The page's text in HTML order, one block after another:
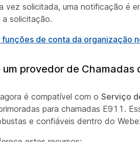
vez solicitada, uma notificação é
a solicitação.
de conta da organização
provedor de
é compatível com o Serviço
para chamadas E911.
e confiáveis dentro do